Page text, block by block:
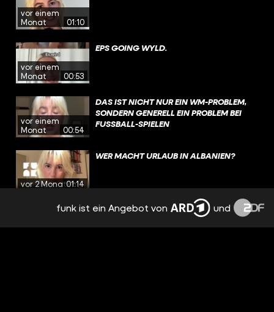
vor einem
Monat
01:10
vor einem
Monat
00:53
EPS GOING WYLD.
vor einem
Monat
00:54
DAS IST NICHT NUR EIN WM-PROBLEM,
SONDERN GENERELL EIN PROBLEM BEI
FUSSBALL-SPIELEN
vor 2 Monaten01:14
WER MACHT URLAUB IN ALBANIEN?
BEKOMMT IHR BAFÖG?
funk ist ein Angebot von und